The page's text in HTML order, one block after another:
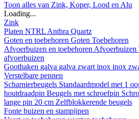
Toon alles van Zink, Koper, Lood en Alu
Loading...
Zink
Platen NTRL Anthra Quartz
Goten en toebehoren Goten Toebehoren
Afvoerbuizen en toebehoren Afvoerbuizen
afvoerbuizen
Goothaken galva galva zwart inox inox
Verstelbare pennen
Scharnierbeugels Standaardmodel met 1
houtdraadpin Beugels met schroefpin
lange pin 20 cm Zelfblokkerende beugels
Fonte buizen en stampijpen